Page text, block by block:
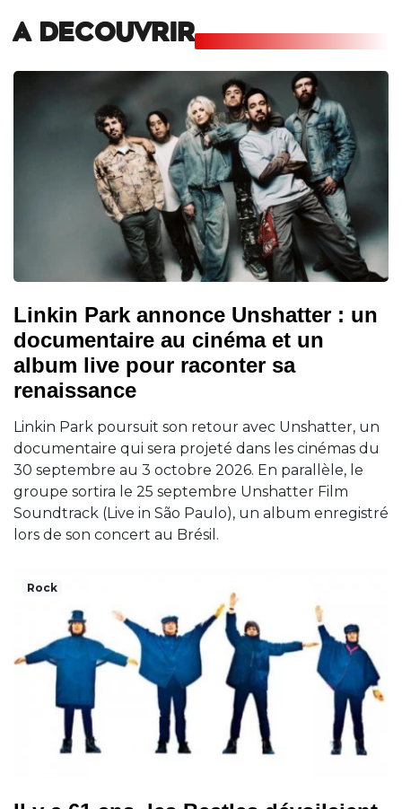
A DECOUVRIR
Linkin Park annonce Unshatter : un
documentaire au cinéma et un
album live pour raconter sa
renaissance
Linkin Park poursuit son retour avec Unshatter, un
documentaire qui sera projeté dans les cinémas du
30 septembre au 3 octobre 2026. En parallèle, le
groupe sortira le 25 septembre Unshatter Film
Soundtrack (Live in São Paulo), un album enregistré
lors de son concert au Brésil.
Rock